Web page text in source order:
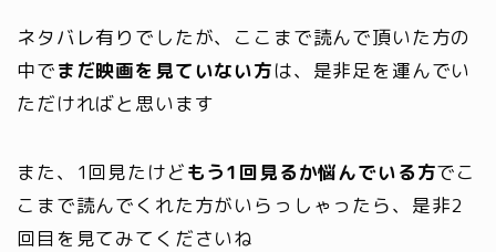
ネタバレ有りでしたが、ここまで読んで頂いた方の
中でまだ映画を見ていない方は、是非足を運んでい
ただければと思います
また、1回見たけどもう1回見るか悩んでいる方でこ
こまで読んでくれた方がいらっしゃったら、是非2
回目を見てみてくださいね